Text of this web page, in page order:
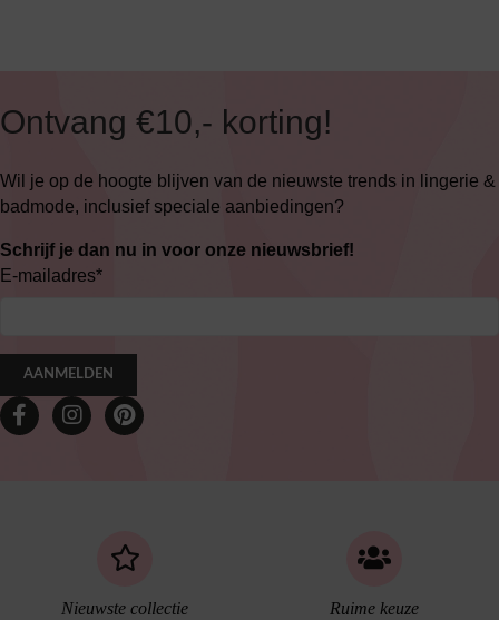
Ontvang €10,- korting!
Wil je op de hoogte blijven van de nieuwste trends in lingerie &
badmode, inclusief speciale aanbiedingen?
Schrijf je dan nu in voor onze nieuwsbrief!
E-mailadres*
AANMELDEN
Nieuwste collectie Ruime keuze